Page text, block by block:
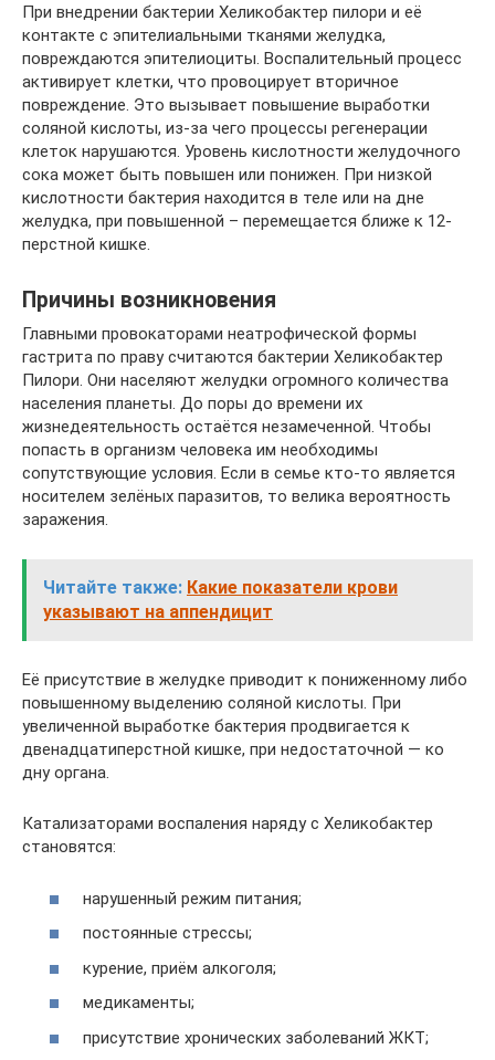
При внедрении бактерии Хеликобактер пилори и её
контакте с эпителиальными тканями желудка,
повреждаются эпителиоциты. Воспалительный процесс
активирует клетки, что провоцирует вторичное
повреждение. Это вызывает повышение выработки
соляной кислоты, из-за чего процессы регенерации
клеток нарушаются. Уровень кислотности желудочного
сока может быть повышен или понижен. При низкой
кислотности бактерия находится в теле или на дне
желудка, при повышенной – перемещается ближе к 12-
перстной кишке.
Причины возникновения
Главными провокаторами неатрофической формы
гастрита по праву считаются бактерии Хеликобактер
Пилори. Они населяют желудки огромного количества
населения планеты. До поры до времени их
жизнедеятельность остаётся незамеченной. Чтобы
попасть в организм человека им необходимы
сопутствующие условия. Если в семье кто-то является
носителем зелёных паразитов, то велика вероятность
заражения.
Читайте также: Какие показатели крови
указывают на аппендицит
Её присутствие в желудке приводит к пониженному либо
повышенному выделению соляной кислоты. При
увеличенной выработке бактерия продвигается к
двенадцатиперстной кишке, при недостаточной — ко
дну органа.
Катализаторами воспаления наряду с Хеликобактер
становятся:
нарушенный режим питания;
постоянные стрессы;
курение, приём алкоголя;
медикаменты;
присутствие хронических заболеваний ЖКТ;